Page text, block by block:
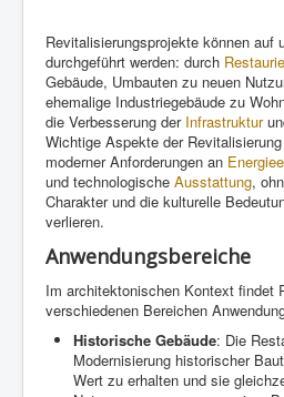
Revitalisierungsprojekte können auf
durchgeführt werden: durch
Gebäude, Umbauten zu neuen
ehemalige Industriegebäude zu
die Verbesserung der Infrastruktur
Wichtige Aspekte der
moderner Anforderungen an
und technologische Ausstattung,
Charakter und die kulturelle
verlieren.
Anwendungsbereiche
Im architektonischen Kontext findet
verschiedenen Bereichen
Historische Gebäude: Die
Modernisierung historischer
Wert zu erhalten und sie